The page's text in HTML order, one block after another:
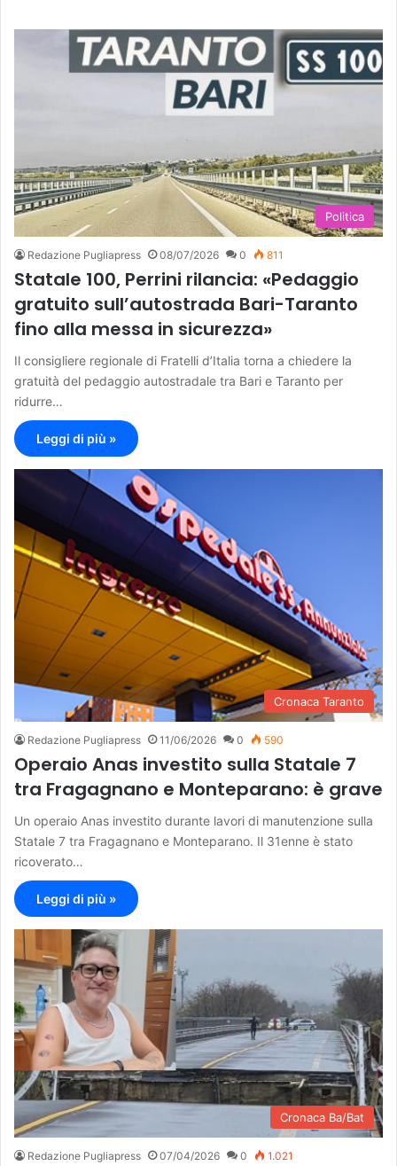
Politica
Redazione Pugliapress 08/07/2026 0 811
Statale 100, Perrini rilancia: «Pedaggio
gratuito sull’autostrada Bari-Taranto
fino alla messa in sicurezza»
Il consigliere regionale di Fratelli d’Italia torna a chiedere la
gratuità del pedaggio autostradale tra Bari e Taranto per
ridurre…
Leggi di più »
Cronaca Taranto
Redazione Pugliapress 11/06/2026 0 590
Operaio Anas investito sulla Statale 7
tra Fragagnano e Monteparano: è grave
Un operaio Anas investito durante lavori di manutenzione sulla
Statale 7 tra Fragagnano e Monteparano. Il 31enne è stato
ricoverato…
Leggi di più »
Cronaca Ba/Bat
Redazione Pugliapress 07/04/2026 0 1.021